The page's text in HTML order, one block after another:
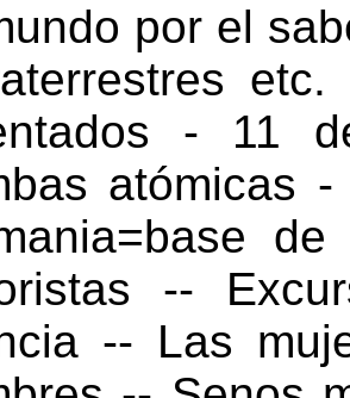
por el
- 11
atómicas
--
-- Las